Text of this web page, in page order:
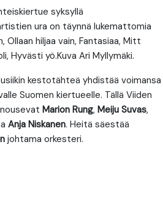
ura on täynnä lukemattomia
Ollaan hiljaa vain, Fantasiaa, Mitt
Hyvästi yö.Kuva Ari Myllymäki.
kestotähteä yhdistää voimansa
Suomen kiertueelle. Tällä Viiden
Marion Rung, Meiju Suvas,
Anja Niskanen. Heitä säestää
johtama orkesteri.